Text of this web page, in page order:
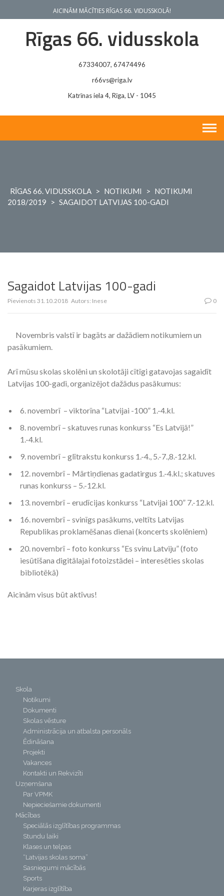
AICINĀM MĀCĪTIES RĪGAS 66. VIDUSSKOLĀ!
Rīgas 66. vidusskola
67334007, 67474496
r66vs@riga.lv
Katrīnas iela 4, Rīga, LV - 1045
RĪGAS 66. VIDUSSKOLA > NOTIKUMI > NOTIKUMI
2018/2019
> SAGAIDOT LATVIJAS 100-GADI
Sagaidot Latvijas 100-gadi
Pievienots 31.10.2018 Autors: Inese 0
Novembris valstī ir bagāts ar dažādiem notikumiem un
pasākumiem.
Arī mūsu skolas skolēni un skolotāji cītīgi gatavojas sagaidīt
Latvijas 100-gadi, organizējot dažādus pasākumus:
6. novembrī – viktorīna “Latvijai -100” 1.-4.kl.
8. novembrī – skatuves runas konkurss “Es Latvijā!”
1.-4.kl.
9. novembrī – glītrakstu konkurss 1.-4., 5.-7.,8.-12.kl.
12. novembrī – Mārtiņdienas gadatirgus 1.-4.kl.; skatuves
runas konkurss – 5.-12.kl.
13. novembrī – erudīcijas konkurss “Latvijai 100” 7.-12.kl.
16. novembrī – svinīgs pasākums, veltīts Latvijas
Republikas proklamēšanas dienai (koncerts skolēniem)
20. novembrī – foto konkurss “Es svinu Latviju” (foto
iesūtīšana digitālajai fotoizstādei – interesēties skolas
bibliotēkā)
Aicinām visus būt aktīvus!
Skola
Notikumi
Dokumenti
Skolas vēsture
Administrācija un atbalsta personāls
Ēdināšana
Projekti
Vakances
Kontakti un Rekvizīti
Uzņemšana
Par VPMK
Nepieciešamie dokumenti
Mācības
Speciālās izglītības programmas
Stundu laiki
Klases un telpas
“Latvijas skolas soma”
Sasniegumi mācībās
Sports
Karjeras izglītība